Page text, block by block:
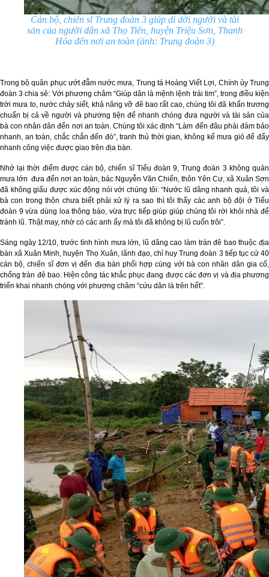
Cán bộ, chiến sĩ Trung đoàn 3 giúp di dời người và tài
sản của người dân xã Thọ Tiến, huyện Triệu Sơn, Thanh
Hóa đến nơi an toàn (ảnh: Trung đoàn 3)
Trong bộ quân phục ướt đẫm nước mưa, Trung tá Hoàng Viết Lợi, Chính ủy Trung
đoàn 3 chia sẻ: Với phương châm “Giúp dân là mệnh lệnh trái tim”, trong điều kiện
trời mưa to, nước chảy siết, khả năng vỡ đê bao rất cao, chúng tôi đã khẩn trương
chuẩn bị cả về người và phương tiện để nhanh chóng đưa người và tài sản của
bà con nhân dân đến nơi an toàn. Chúng tôi xác định “Làm đến đâu phải đảm bảo
nhanh, an toàn, chắc chắn đến đó”, tranh thủ thời gian, không kể mưa gió để đẩy
nhanh công việc được giao trên địa bàn.
Nhớ lại thời điểm được cán bộ, chiến sĩ Tiểu đoàn 9, Trung đoàn 3 không quản
mưa lớn đưa đến nơi an toàn, bác Nguyễn Văn Chiến, thôn Yên Cư, xã Xuân Sơn
đã không giấu được xúc động nói với chúng tôi: “Nước lũ dâng nhanh quá, tôi và
bà con trong thôn chưa biết phải xử lý ra sao thì tôi thấy các anh bộ đội ở Tiểu
đoàn 9 vừa dùng loa thông báo, vừa trực tiếp giúp giúp chúng tôi rời khỏi nhà để
tránh lũ. Thật may, nhờ có các anh ấy mà tôi đã không bị lũ cuốn trôi”.
Sáng ngày 12/10, trước tình hình mưa lớn, lũ dâng cao làm tràn đê bao thuộc địa
bàn xã Xuân Minh, huyện Thọ Xuân, lãnh đạo, chỉ huy Trung đoàn 3 tiếp tục cử 40
cán bộ, chiến sĩ đơn vị đến địa bàn phối hợp cùng với bà con nhân dân gia cố,
chống tràn đê bao. Hiện công tác khắc phục đang được các đơn vị và địa phương
triển khai nhanh chóng với phương châm “cứu dân là trên hết”.